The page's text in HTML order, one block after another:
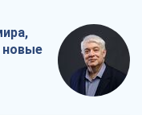
новые